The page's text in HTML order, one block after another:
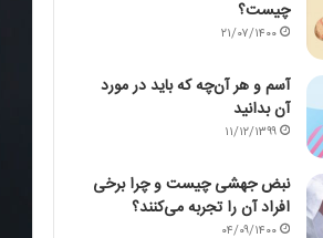
چیست؟
۲۱/۰۷/۱۴۰۰
آسم و هر آن‌چه که باید در مورد
آن بدانید
۱۱/۱۲/۱۳۹۹
نبض جهشی چیست و چرا برخی
افراد آن را تجربه می‌کنند؟
۰۴/۰۹/۱۴۰۰